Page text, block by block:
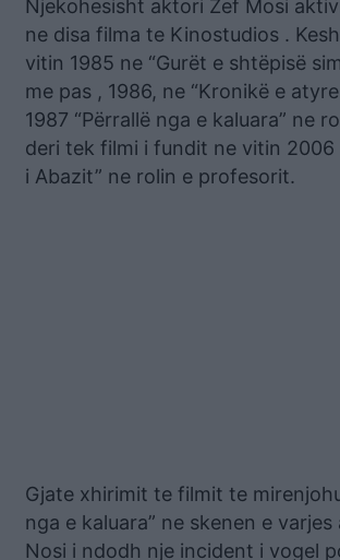
Njekohesisht aktori Zef Mosi
ne disa filma te Kinostudios .
vitin 1985 ne “Gurët e shtëpisë
me pas , 1986, ne “Kronikë e
1987 “Përrallë nga e kaluara” ne
deri tek filmi i fundit ne vitin 2006
i Abazit” ne rolin e profesorit.
Gjate xhirimit te filmit te
nga e kaluara” ne skenen e
Nosi i ndodh nje incident i vogel